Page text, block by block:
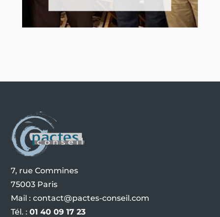
7, rue Commines
75003 Paris
Mail :contact@pactes-conseil.com
Tél. :01 40 09 17 23